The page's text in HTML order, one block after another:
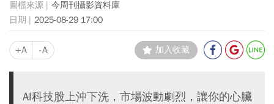
今周刊攝影資料庫
2025-08-29 17:00
+A -A 加入收藏
AI科技股上沖下洗，市場波動劇烈，讓你的心臟